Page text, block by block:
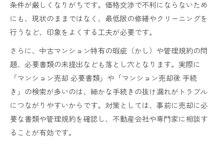
条件が厳しくなりがちです。価格交渉で不利にならないため
にも、現状のままではなく、最低限の修繕やクリーニングを
行うなど、印象をよくする工夫が必要です。
さらに、中古マンション特有の瑕疵（かし）や管理規約の問
題、必要書類の未提出なども落とし穴となります。実際に
「マンション売却 必要書類」や「マンション売却後 手続
き」の検索が多いのは、細かな手続きの抜け漏れがトラブル
につながりやすいからです。対策としては、事前に売却に必
要な書類や管理規約を確認し、不動産会社や専門家に相談す
ることが有効です。